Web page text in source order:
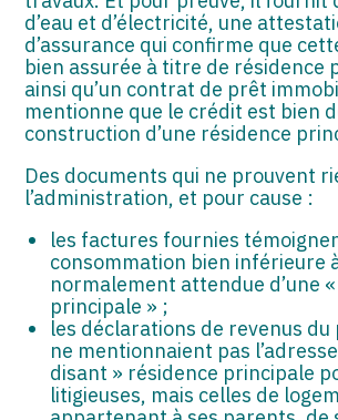
d’eau et d’électricité, une
d’assurance qui confirme que
bien assurée à titre de résidence
ainsi qu’un contrat de prêt
mentionne que le crédit est bien
construction d’une résidence
Des documents qui ne prouvent
l’administration, et pour cause :
les factures fournies
consommation bien inférieure
normalement attendue d’une
principale » ;
les déclarations de revenus
ne mentionnaient pas
disant » résidence principale
litigieuses, mais celles de